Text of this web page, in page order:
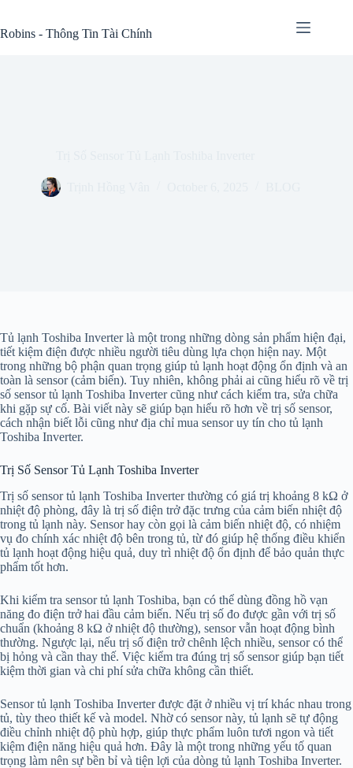
content
Robins - Thông Tin Tài Chính
Tủ lạnh Toshiba Inverter là một trong những dòng sản phẩm hiện đại,
tiết kiệm điện được nhiều người tiêu dùng lựa chọn hiện nay. Một
trong những bộ phận quan trọng giúp tủ lạnh hoạt động ổn định và an
toàn là sensor (cảm biến). Tuy nhiên, không phải ai cũng hiểu rõ về trị
số sensor tủ lạnh Toshiba Inverter cũng như cách kiểm tra, sửa chữa
khi gặp sự cố. Bài viết này sẽ giúp bạn hiểu rõ hơn về trị số sensor,
cách nhận biết lỗi cũng như địa chỉ mua sensor uy tín cho tủ lạnh
Toshiba Inverter.
Trị Số Sensor Tủ Lạnh Toshiba Inverter
Trị số sensor tủ lạnh Toshiba Inverter thường có giá trị khoảng 8 kΩ ở
nhiệt độ phòng, đây là trị số điện trở đặc trưng của cảm biến nhiệt độ
trong tủ lạnh này. Sensor hay còn gọi là cảm biến nhiệt độ, có nhiệm
vụ đo chính xác nhiệt độ bên trong tủ, từ đó giúp hệ thống điều khiển
tủ lạnh hoạt động hiệu quả, duy trì nhiệt độ ổn định để bảo quản thực
phẩm tốt hơn.
Khi kiểm tra sensor tủ lạnh Toshiba, bạn có thể dùng đồng hồ vạn
năng đo điện trở hai đầu cảm biến. Nếu trị số đo được gần với trị số
chuẩn (khoảng 8 kΩ ở nhiệt độ thường), sensor vẫn hoạt động bình
thường. Ngược lại, nếu trị số điện trở chênh lệch nhiều, sensor có thể
bị hỏng và cần thay thế. Việc kiểm tra đúng trị số sensor giúp bạn tiết
kiệm thời gian và chi phí sửa chữa không cần thiết.
Sensor tủ lạnh Toshiba Inverter được đặt ở nhiều vị trí khác nhau trong
tủ, tùy theo thiết kế và model. Nhờ có sensor này, tủ lạnh sẽ tự động
điều chỉnh nhiệt độ phù hợp, giúp thực phẩm luôn tươi ngon và tiết
kiệm điện năng hiệu quả hơn. Đây là một trong những yếu tố quan
trọng làm nên sự bền bỉ và tiện lợi của dòng tủ lạnh Toshiba Inverter.